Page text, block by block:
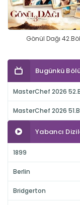
Gönül Dağı
Bugünkü
MasterChef 2026
MasterChef 2026
Yabancı
1899
Berlin
Bridgerton